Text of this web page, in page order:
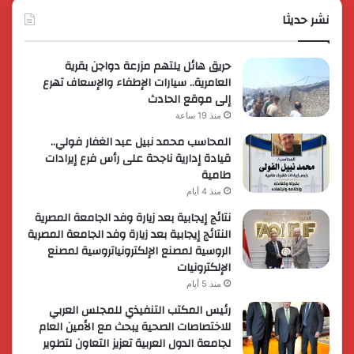
حصرية
نشر حديثا
حريق هائل يلتهم مزرعة دواجن بقرية
العامرية.. سيارات الإطفاء والإسعاف تهرع
إلى موقع الحادث
منذ 19 ساعة
المحاسب محمد نبيل عبد الغفار فولي..
قيادة إدارية ناجحة على رأس فرع إيرادات
طامية
منذ 4 أيام
نتائج إيجابية بعد زيارة وفد الجامعة المصرية
النتائج إيجابية بعد زيارة وفد الجامعة المصرية
الروسية لمصنع الإلكترونياتروسية لمصنع
الإلكترونيات
منذ 5 أيام
رئيس المكتب التنفيذي للمجلس العربي
للاختصاصات الصحية يبحث مع الأمين العام
لجامعة الدول العربية تعزيز التعاون لتطوير